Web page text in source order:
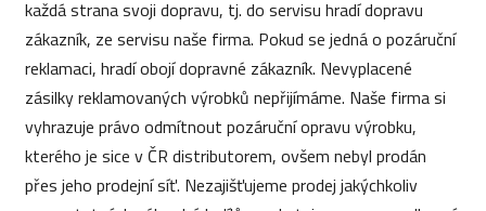
každá strana svoji dopravu, tj. do servisu hradí dopravu
zákazník, ze servisu naše firma. Pokud se jedná o pozáruční
reklamaci, hradí obojí dopravné zákazník. Nevyplacené
zásilky reklamovaných výrobků nepřijímáme. Naše firma si
vyhrazuje právo odmítnout pozáruční opravu výrobku,
kterého je sice v ČR distributorem, ovšem nebyl prodán
přes jeho prodejní síť. Nezajišťujeme prodej jakýchkoliv